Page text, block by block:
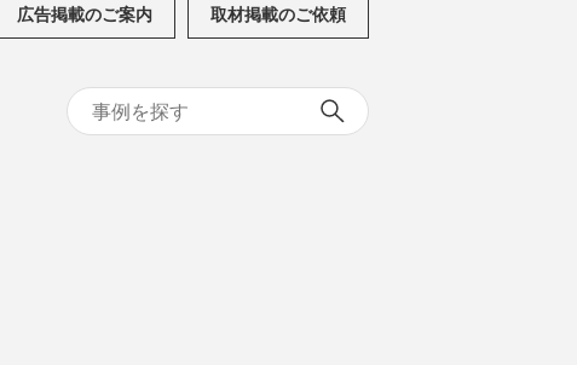
広告掲載のご案内 取材掲載のご依頼